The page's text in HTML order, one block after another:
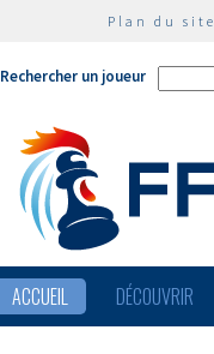
Plan du site
Rechercher un joueur
ACCUEIL DÉCOUVRIR